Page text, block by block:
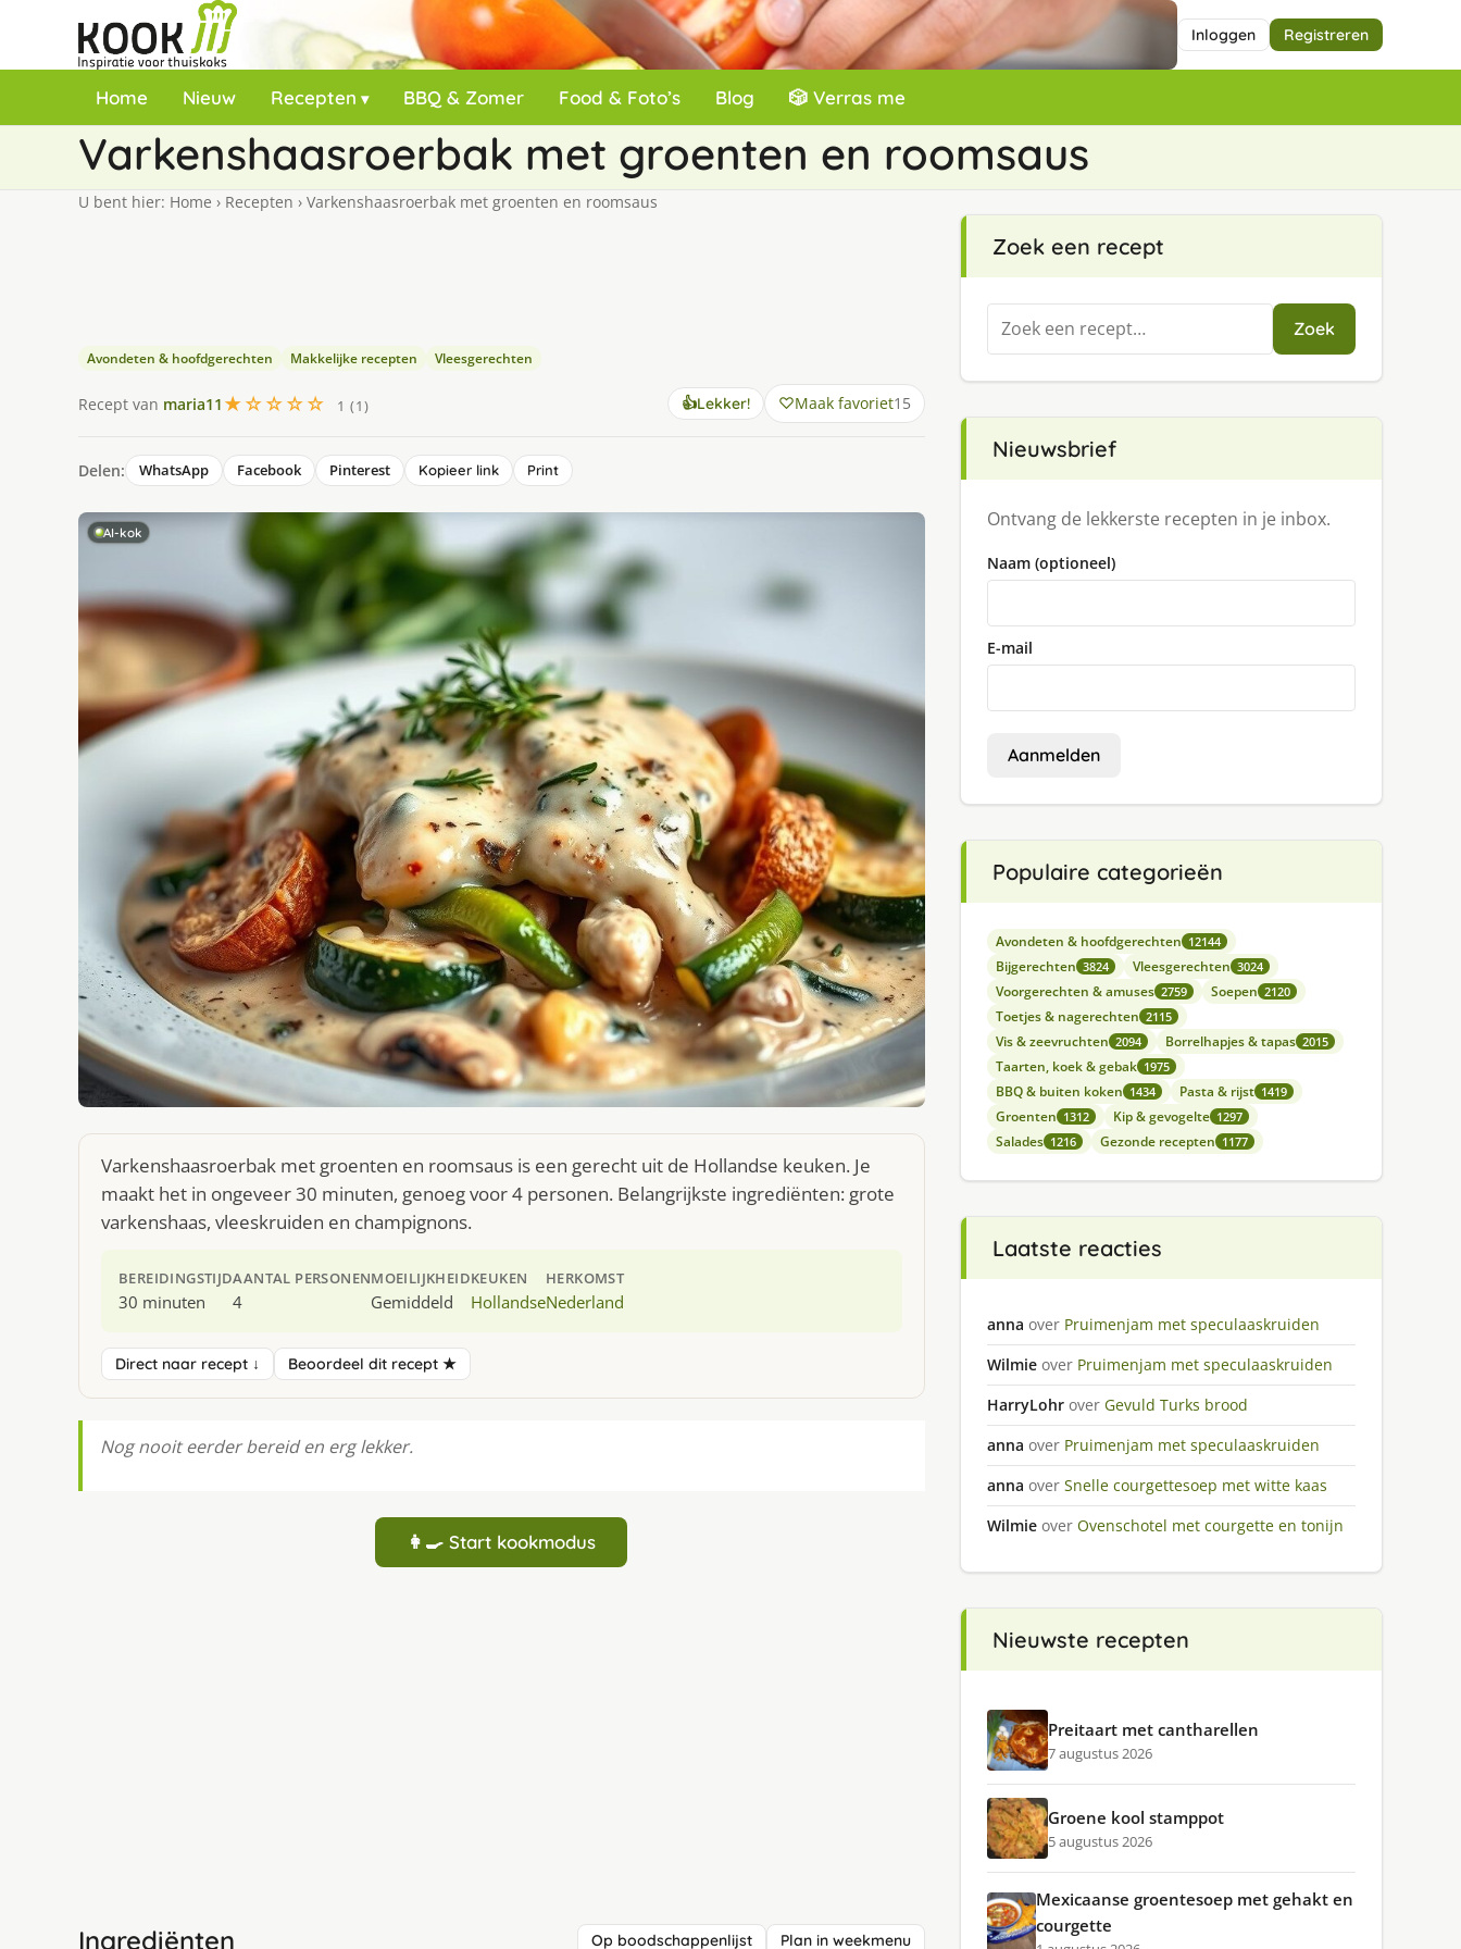
Inloggen Registreren
Home Nieuw Recepten BBQ & Zomer Food & Foto’s Blog 🎲 Verras me
Varkenshaasroerbak met groenten en roomsaus
U bent hier: Home › Recepten › Varkenshaasroerbak met groenten en roomsaus
Avondeten & hoofdgerechten Makkelijke recepten Vleesgerechten
Recept van maria11 ★☆☆☆☆ 1 (1) 👍Lekker! Maak favoriet15
Delen: WhatsApp Facebook Pinterest Kopieer link Print
AI-kok
Varkenshaasroerbak met groenten en roomsaus is een gerecht uit de Hollandse keuken. Je
maakt het in ongeveer 30 minuten, genoeg voor 4 personen. Belangrijkste ingrediënten: grote
varkenshaas, vleeskruiden en champignons.
BEREIDINGSTIJD
30 minuten
AANTAL PERSONEN
4
MOEILIJKHEID
Gemiddeld
KEUKEN
Hollandse
HERKOMST
Nederland
Direct naar recept ↓ Beoordeel dit recept ★
Nog nooit eerder bereid en erg lekker.
👩‍🍳 Start kookmodus
Ingrediënten Op boodschappenlijst Plan in weekmenu
Zoek een recept
Zoeken
naar:
Zoek
Nieuwsbrief
Ontvang de lekkerste recepten in je inbox.
Naam (optioneel)
E-mail
Aanmelden
Populaire categorieën
Avondeten & hoofdgerechten 12144
Bijgerechten 3824 Vleesgerechten 3024
Voorgerechten & amuses 2759 Soepen 2120
Toetjes & nagerechten 2115
Vis & zeevruchten 2094 Borrelhapjes & tapas 2015
Taarten, koek & gebak 1975
BBQ & buiten koken 1434 Pasta & rijst 1419
Groenten 1312 Kip & gevogelte 1297
Salades 1216 Gezonde recepten 1177
Laatste reacties
anna over Pruimenjam met speculaaskruiden
Wilmie over Pruimenjam met speculaaskruiden
HarryLohr over Gevuld Turks brood
anna over Pruimenjam met speculaaskruiden
anna over Snelle courgettesoep met witte kaas
Wilmie over Ovenschotel met courgette en tonijn
Nieuwste recepten
Preitaart met cantharellen
7 augustus 2026
Groene kool stamppot
5 augustus 2026
Mexicaanse groentesoep met gehakt en
courgette